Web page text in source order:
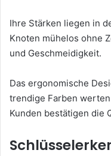
Ihre Stärken liegen in
Knoten mühelos ohne
und Geschmeidigkeit.
Das ergonomische
trendige Farben
Kunden bestätigen die